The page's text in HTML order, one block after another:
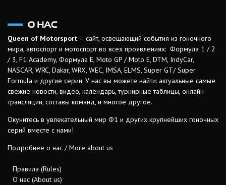
О НАС
Queen of Motorsport – сайт, освещающий события из гоночного
мира, автоспорт и мотоспорт во всех проявлениях: Формула 1 / 2
/ 3, F1 Academy, Формула Е, Moto GP / Moto E, DTM, IndyCar,
NASCAR, WRC, Dakar, WRX, WEC, IMSA, ELMS, Super GT/ Super
Formula и другие серии. У нас вы можете найти: актуальные самые
свежие новости, видео, календарь, турнирные таблицы, онлайн
трансляции, составы команд, и многое другое.
Окунитесь в увлекательный мир Ф1 и других крупнейших гоночных
серий вместе с нами!
Подробнее о нас / More about us
Правила (Rules)
О нас (About us)